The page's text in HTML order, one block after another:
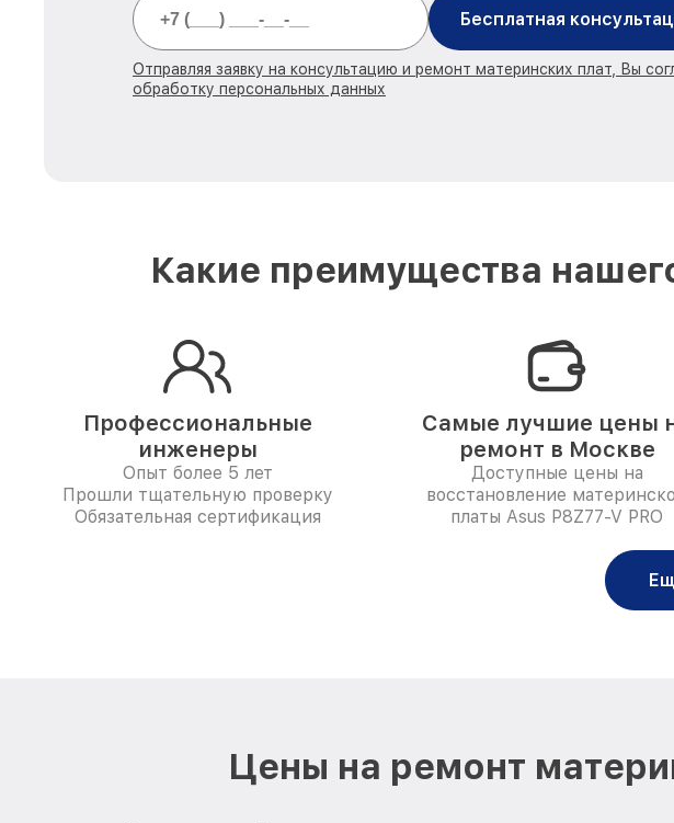
Бесплатная
Отправляя заявку на консультацию и ремонт материнских плат, Вы
обработку персональных данных
Какие преимущества
Профессиональные
инженеры
Опыт более 5 лет
Прошли тщательную проверку
Обязательная сертификация
Самые лучшие цены
ремонт в Москве
Доступные цены на
восстановление
платы Asus P8Z77-V PRO
Цены на ремонт